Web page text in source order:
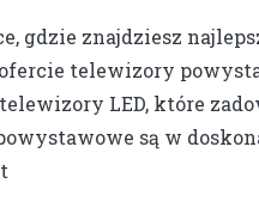
gdzie znajdziesz
telewizory
LED, które
są w